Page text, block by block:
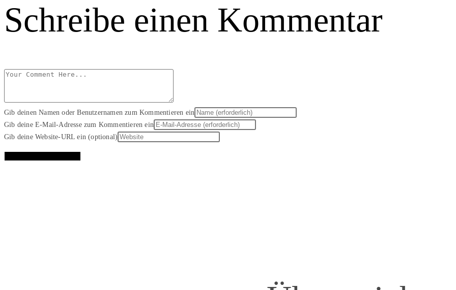
Schreibe einen Kommentar
Gib deinen Namen oder Benutzernamen zum Kommentieren ein
Gib deine E-Mail-Adresse zum Kommentieren ein
Gib deine Website-URL ein (optional)